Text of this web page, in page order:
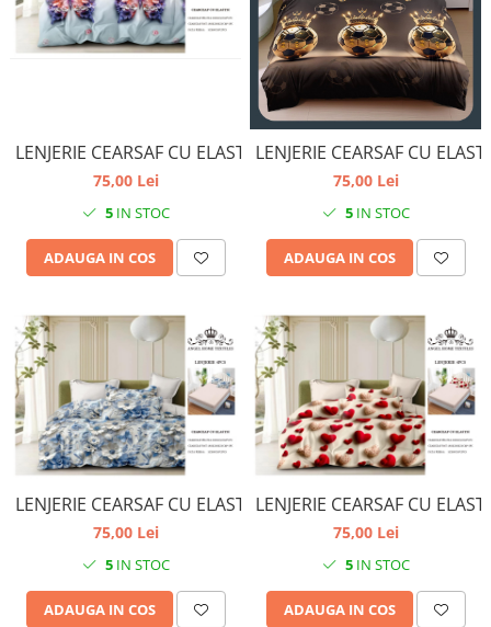
LENJERIE CEARSAF CU ELASTIC
75,00 Lei
5IN STOC
ADAUGA IN COS
LENJERIE CEARSAF CU
75,00 Lei
5IN STOC
ADAUGA IN COS
LENJERIE CEARSAF CU ELASTIC
75,00 Lei
5IN STOC
ADAUGA IN COS
LENJERIE CEARSAF CU
75,00 Lei
5IN STOC
ADAUGA IN COS